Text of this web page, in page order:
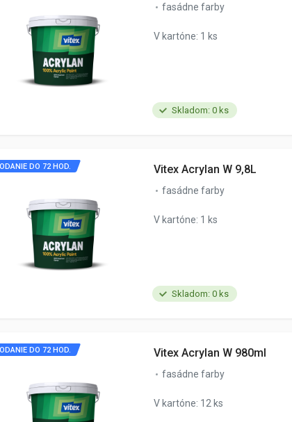
Skladom: 0 ks
fasádne farby
V kartóne: 1 ks
Skladom: 0 ks
DO 72 HOD. Vitex Acrylan W 9,8L
fasádne farby
V kartóne: 1 ks
DO 72 HOD. Vitex Acrylan W 980ml
fasádne farby
V kartóne: 12 ks